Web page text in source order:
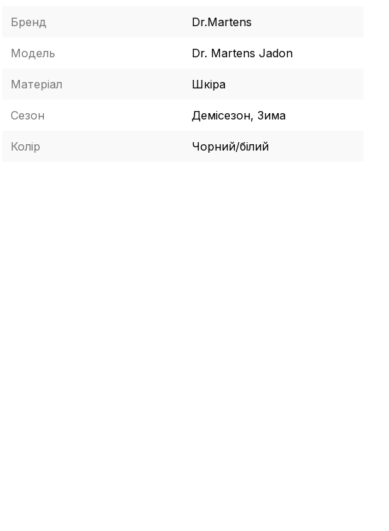
Бренд Dr.Martens
Модель Dr. Martens Jadon
Матеріал Шкіра
Сезон Демісезон, Зима
Колір Чорний/білий